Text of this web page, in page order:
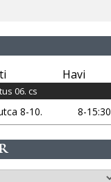
Havi
06. cs
8-10. 8-15:30